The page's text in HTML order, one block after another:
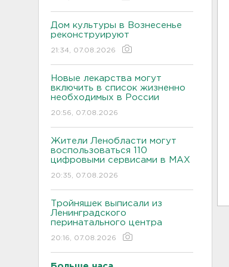
Дом культуры в Вознесенье
реконструируют
21:34, 07.08.2026
Новые лекарства могут
включить в список жизненно
необходимых в России
20:56, 07.08.2026
Жители Ленобласти могут
воспользоваться 110
цифровыми сервисами в МАХ
20:35, 07.08.2026
Тройняшек выписали из
Ленинградского
перинатального центра
20:16, 07.08.2026